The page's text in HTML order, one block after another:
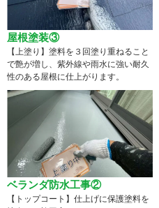
屋根塗装③
【上塗り】塗料を３回塗り重ねること
で艶が増し、紫外線や雨水に強い耐久
性のある屋根に仕上がります。
ベランダ防水工事②
【トップコート】仕上げに保護塗料を